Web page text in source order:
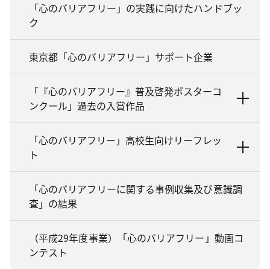
「心のバリアフリー」の実践に向けたハンドブッ
ク
東京都「心のバリアフリー」サポート企業
「『心のバリアフリー』普及啓発ポスターコ
ンクール」過去の入賞作品
「心のバリアフリー」高校生向けリーフレッ
ト
「心のバリアフリーに関する事例収集及び意識調
査」の結果
（平成29年度事業）「心のバリアフリー」動画コ
ンテスト